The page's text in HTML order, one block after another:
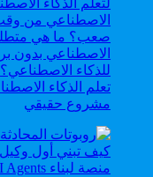
تعلم الذكاء
مشروع حقيقي